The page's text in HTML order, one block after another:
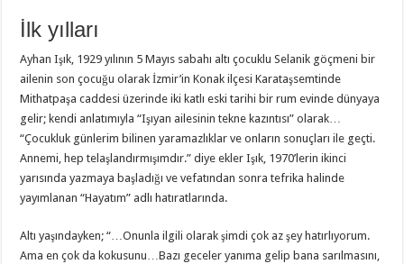
İlk yılları
Ayhan Işık, 1929 yılının 5 Mayıs sabahı altı çocuklu Selanik göçmeni bir
ailenin son çocuğu olarak İzmir’in Konak ilçesi Karataşsemtinde
Mithatpaşa caddesi üzerinde iki katlı eski tarihi bir rum evinde dünyaya
gelir; kendi anlatımıyla “Işıyan ailesinin tekne kazıntısı” olarak…
“Çocukluk günlerim bilinen yaramazlıklar ve onların sonuçları ile geçti.
Annemi, hep telaşlandırmışımdır.” diye ekler Işık, 1970’lerin ikinci
yarısında yazmaya başladığı ve vefatından sonra tefrika halinde
yayımlanan “Hayatım” adlı hatıratlarında.
Altı yaşındayken; “…Onunla ilgili olarak şimdi çok az şey hatırlıyorum.
Ama en çok da kokusunu…Bazı geceler yanıma gelip bana sarılmasını,